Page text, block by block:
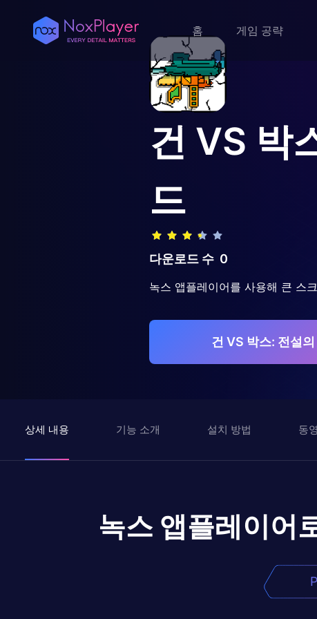
홈 게임 공략
건 VS 박
드
다운로드 수 0
녹스 앱플레이어를 사용해 큰 스
건 VS 박스: 전설
상세 내용 기능 소개 설치 방법 동
녹스 앱플레이어